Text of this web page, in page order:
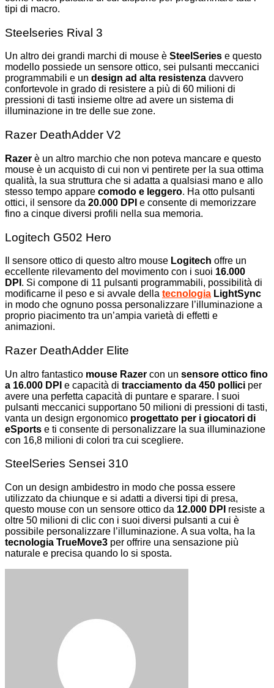
tipi di macro.
Steelseries Rival 3
Un altro dei grandi marchi di mouse è SteelSeries e questo
modello possiede un sensore ottico, sei pulsanti meccanici
programmabili e un design ad alta resistenza davvero
confortevole in grado di resistere a più di 60 milioni di
pressioni di tasti insieme oltre ad avere un sistema di
illuminazione in tre delle sue zone.
Razer DeathAdder V2
Razer è un altro marchio che non poteva mancare e questo
mouse è un acquisto di cui non vi pentirete per la sua ottima
qualità, la sua struttura che si adatta a qualsiasi mano e allo
stesso tempo appare comodo e leggero. Ha otto pulsanti
ottici, il sensore da 20.000 DPI e consente di memorizzare
fino a cinque diversi profili nella sua memoria.
Logitech G502 Hero
Il sensore ottico di questo altro mouse Logitech offre un
eccellente rilevamento del movimento con i suoi 16.000
DPI . Si compone di 11 pulsanti programmabili, possibilità di
modificarne il peso e si avvale della tecnologia LightSync
in modo che ognuno possa personalizzare l’illuminazione a
proprio piacimento tra un’ampia varietà di effetti e
animazioni.
Razer DeathAdder Elite
Un altro fantastico mouse Razer con un sensore ottico fino
a 16.000 DPI e capacità di tracciamento da 450 pollici per
avere una perfetta capacità di puntare e sparare. I suoi
pulsanti meccanici supportano 50 milioni di pressioni di tasti,
vanta un design ergonomico progettato per i giocatori di
eSports e ti consente di personalizzare la sua illuminazione
con 16,8 milioni di colori tra cui scegliere.
SteelSeries Sensei 310
Con un design ambidestro in modo che possa essere
utilizzato da chiunque e si adatti a diversi tipi di presa,
questo mouse con un sensore ottico da 12.000 DPI resiste a
oltre 50 milioni di clic con i suoi diversi pulsanti a cui è
possibile personalizzare l’illuminazione. A sua volta, ha la
tecnologia TrueMove3 per offrire una sensazione più
naturale e precisa quando lo si sposta.